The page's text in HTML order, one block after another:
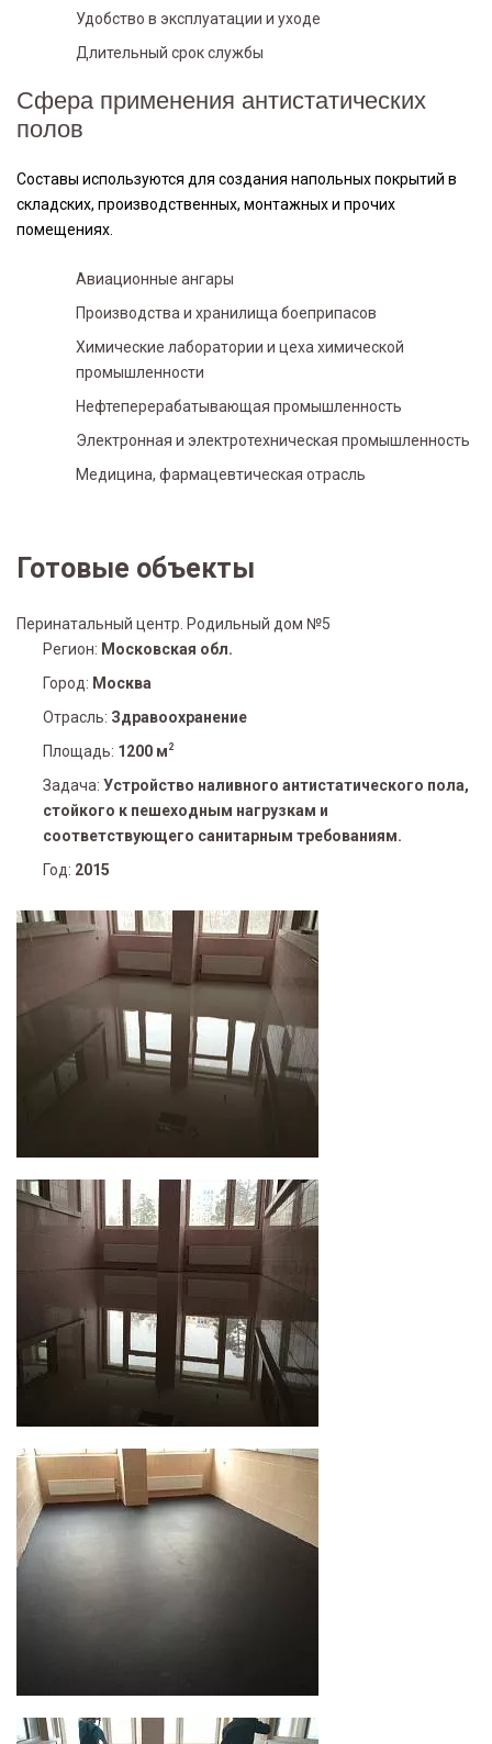
Удобство в эксплуатации и уходе
Длительный срок службы
Сфера применения антистатических
полов
Составы используются для создания напольных покрытий в
складских, производственных, монтажных и прочих
помещениях.
Авиационные ангары
Производства и хранилища боеприпасов
Химические лаборатории и цеха химической
промышленности
Нефтеперерабатывающая промышленность
Электронная и электротехническая промышленность
Медицина, фармацевтическая отрасль
Готовые объекты
Перинатальный центр. Родильный дом №5
Регион: Московская обл.
Город: Москва
Отрасль: Здравоохранение
Площадь: 1200 м 2
Задача: Устройство наливного антистатического пола,
стойкого к пешеходным нагрузкам и
соответствующего санитарным требованиям.
Год: 2015